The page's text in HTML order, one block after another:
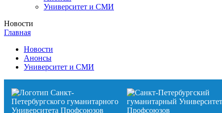
Университет и СМИ
Новости
Главная
Новости
Анонсы
Университет и СМИ